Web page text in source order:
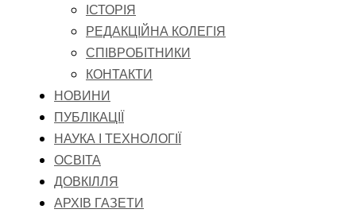
ІСТОРІЯ
РЕДАКЦІЙНА КОЛЕГІЯ
СПІВРОБІТНИКИ
КОНТАКТИ
НОВИНИ
ПУБЛІКАЦІЇ
НАУКА І ТЕХНОЛОГІЇ
ОСВІТА
ДОВКІЛЛЯ
АРХІВ ГАЗЕТИ